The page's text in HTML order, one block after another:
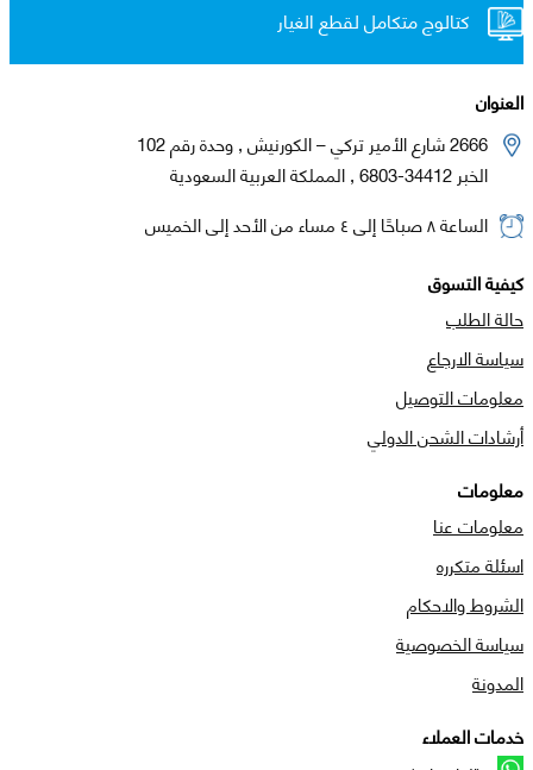
كتالوج متكامل لقطع الغيار
العنوان
2666 شارع الأمير تركي – الكورنيش , وحدة رقم 102
الخبر 34412-6803 , المملكة العربية السعودية
الساعة ٨ صباحًا إلى ٤ مساء من الأحد إلى الخميس
كيفية التسوق
حالة الطلب
سياسة الارجاع
معلومات التوصيل
أرشادات الشحن الدولي
معلومات
معلومات عنا
اسئلة متكرره
الشروط والاحكام
سياسة الخصوصية
المدونة
خدمات العملاء